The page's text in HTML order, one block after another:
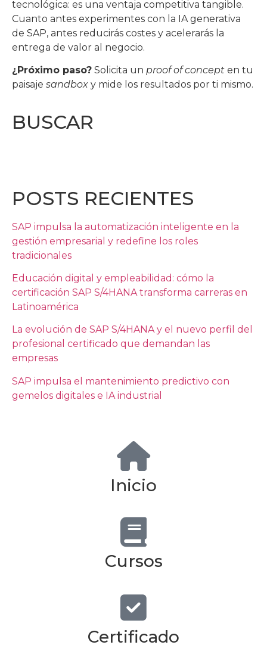
tecnológica: es una ventaja competitiva tangible.
Cuanto antes experimentes con la IA generativa
de SAP, antes reducirás costes y acelerarás la
entrega de valor al negocio.
¿Próximo paso? Solicita un proof of concept en tu
paisaje sandbox y mide los resultados por ti mismo.
BUSCAR
POSTS RECIENTES
SAP impulsa la automatización inteligente en la
gestión empresarial y redefine los roles
tradicionales
Educación digital y empleabilidad: cómo la
certificación SAP S/4HANA transforma carreras en
Latinoamérica
La evolución de SAP S/4HANA y el nuevo perfil del
profesional certificado que demandan las
empresas
SAP impulsa el mantenimiento predictivo con
gemelos digitales e IA industrial
Inicio
Cursos
Certificado